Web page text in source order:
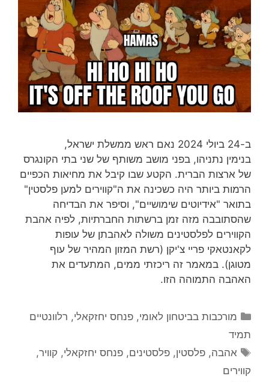
ב-24 ביולי 2024 נאם ראש ממשלת ישראל,
בנימין נתניהו, בפני מושב משותף של שני בתי הקונגרס
של ארצות הברית. הקטע שבו קיבל את מחיאות הכפיים
הרמות ביותר היה כשכינה את ה"קווירים למען פלסטין"
בתואר "אידיוטים שימושיים", וסיפר את הבדיחה
שהסתובבה מזה זמן ברשתות החברתיות, לפיה אהבת
הקווירים לפלסטינים משולה לאהבתן של עופות
לקאנטאקי פריי צ'יקן (רשת המזון המהיר של עוף
מטוגן). במאמר זה ריכזתי ממים, המתעדים את
האהבה התמוהה הזו.
קטגוריות
מורכבות בביטחון לאומי,פנחס יחזקאלי, רלוונטיים
תמיד
תגיות
אהבה,פלסטין,פלסטינים,פנחס יחזקאלי, קוויר,
קווירים